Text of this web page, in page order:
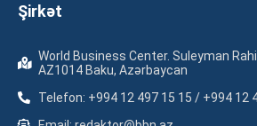
Şirkət
World Business Center. Suleyman
AZ1014 Baku, Azərbaycan
Telefon: +994 12 497 15 15 / +994 12